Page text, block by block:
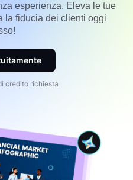
esperienza. Eleva le tue
la fiducia dei clienti oggi
credito richiesta